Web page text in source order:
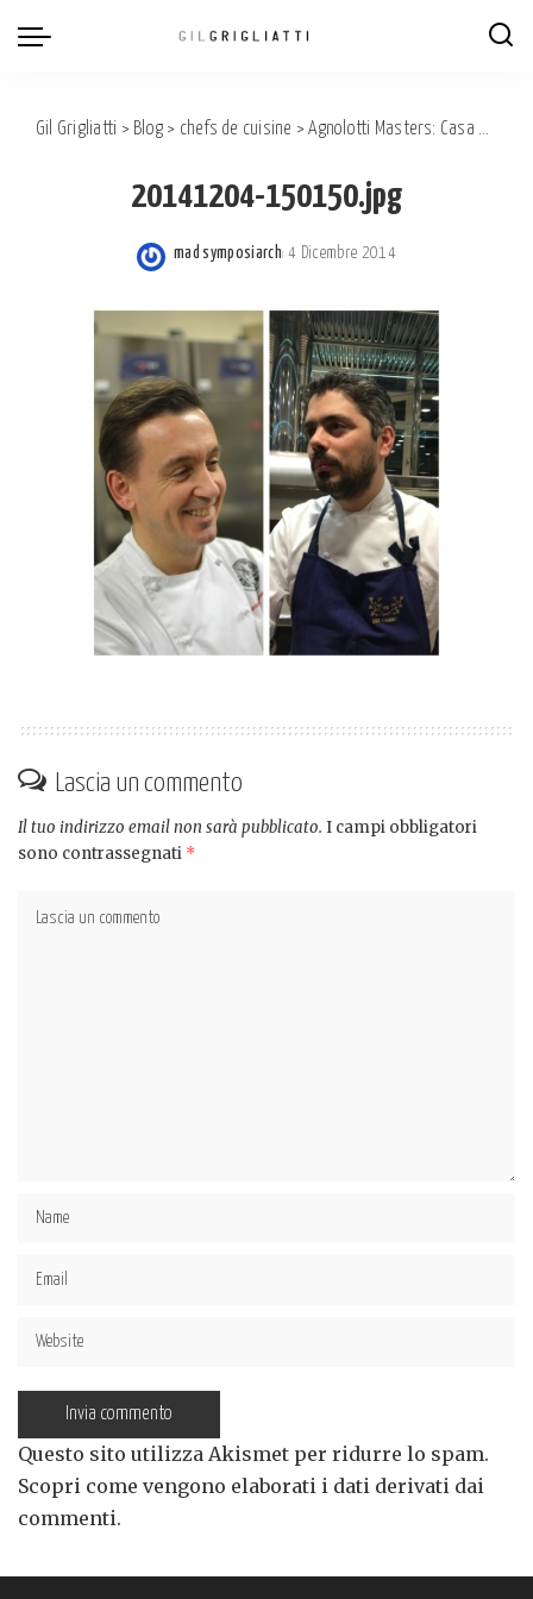
Gil Grigliatti > Blog > chefs de cuisine >Agnolotti Masters: Casa Vicina and Del Cambio.
20141204-150150.jpg
Posted
mad symposiarch 4 Dicembre 2014
Lascia un commento
Il tuo indirizzo email non sarà pubblicato. I campi obbligatori
sono contrassegnati *
Questo sito utilizza Akismet per ridurre lo spam.
Scopri come vengono elaborati i dati derivati dai
commenti.